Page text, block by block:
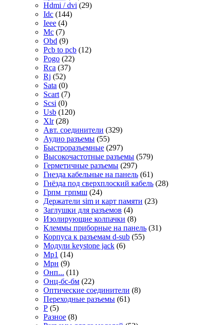
Hdmi / dvi (29)
Idc (144)
Ieee (4)
Mc (7)
Obd (9)
Pcb to pcb (12)
Pogo (22)
Rca (37)
Rj (52)
Sata (0)
Scart (7)
Scsi (0)
Usb (120)
Xlr(28)
Авт. соединители (329)
Аудио разъемы (55)
Быстроразъемные (297)
Высокочастотные разъемы (579)
Герметичные разъемы (297)
Гнезда кабельные на панель (61)
Гнёзда под сверхплоский кабель (28)
Грпм_грпмш (24)
Держатели sim и карт памяти (23)
Заглушки для разъемов (4)
Изолирующие колпачки (8)
Клеммы приборные на панель (31)
Корпуса к разъемам d-sub (55)
Модули keystone jack (6)
Мр1 (14)
Мрн (9)
Онп... (11)
Онц-бс-бм (22)
Оптические соединители (8)
Переходные разъемы (61)
Р (5)
Разное (8)